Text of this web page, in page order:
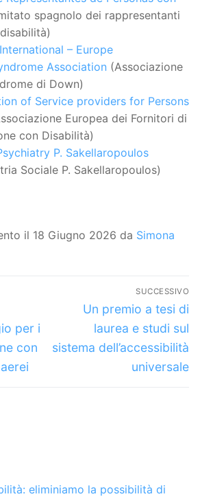
spagnolo dei rappresentanti
– Europe
Association (Associazione
di Down)
of Service providers for Persons
Europea dei Fornitori di
con Disabilità)
P. Sakellaropoulos
Sociale P. Sakellaropoulos)
il 18 Giugno 2026 da Simona
per i
con
SUCCESSIVO
Articolo
successivo:
Un premio a tesi di
laurea e studi sul
sistema dell’accessibilità
universale
eliminiamo la possibilità di